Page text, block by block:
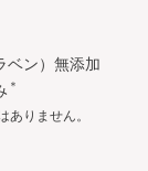
ベン）無添加
＊
ありません。